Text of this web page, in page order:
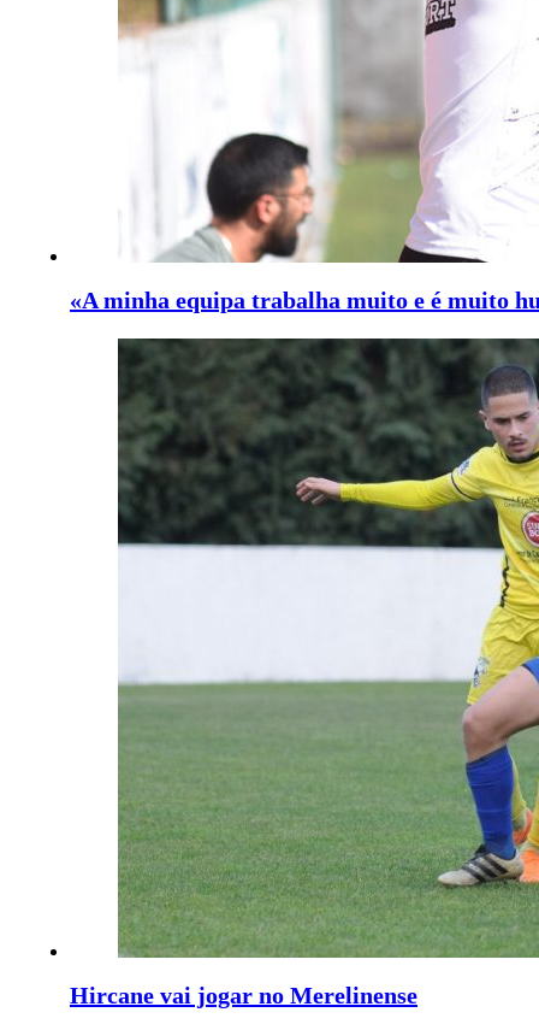
«A minha equipa trabalha muito e é muito
Hircane vai jogar no Merelinense